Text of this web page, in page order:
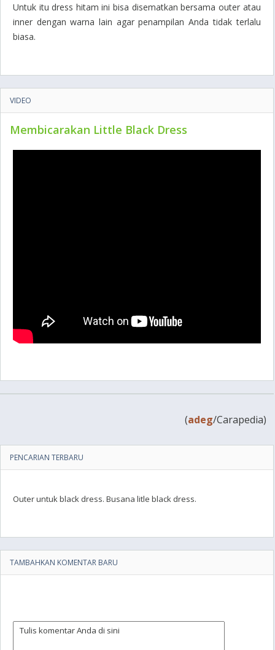
Untuk itu dress hitam ini bisa disematkan bersama outer atau
inner dengan warna lain agar penampilan Anda tidak terlalu
biasa.
VIDEO
Membicarakan Little Black Dress
(adeg/Carapedia)
PENCARIAN TERBARU
Outer untuk black dress. Busana litle black dress.
TAMBAHKAN KOMENTAR BARU